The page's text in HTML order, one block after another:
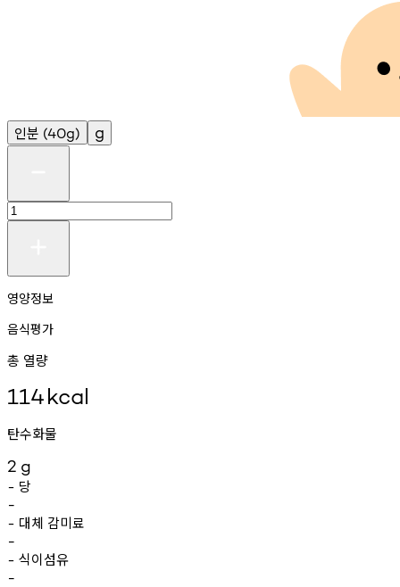
인분 (40g) g
영양정보
음식평가
총 열량
114kcal
탄수화물
2 g
- 당
-
- 대체 감미료
-
- 식이섬유
-